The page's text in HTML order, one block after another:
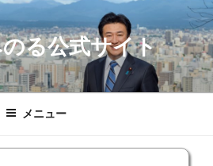
る公式サイト
メニュー